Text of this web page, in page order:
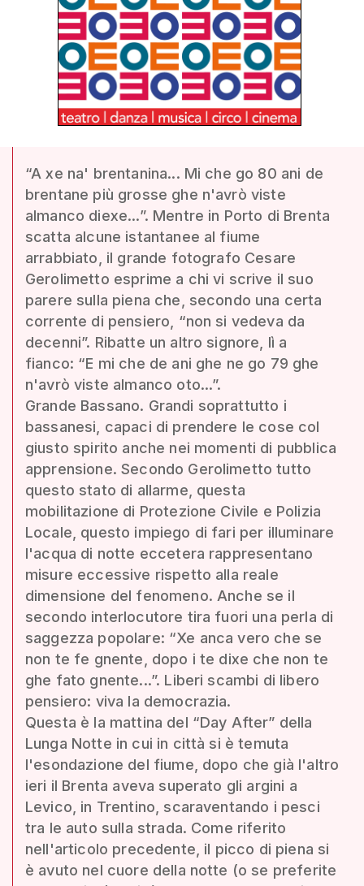
“A xe na' brentanina... Mi che go 80 ani de
brentane più grosse ghe n'avrò viste
almanco diexe...”. Mentre in Porto di Brenta
scatta alcune istantanee al fiume
arrabbiato, il grande fotografo Cesare
Gerolimetto esprime a chi vi scrive il suo
parere sulla piena che, secondo una certa
corrente di pensiero, “non si vedeva da
decenni”. Ribatte un altro signore, lì a
fianco: “E mi che de ani ghe ne go 79 ghe
n'avrò viste almanco oto...”.
Grande Bassano. Grandi soprattutto i
bassanesi, capaci di prendere le cose col
giusto spirito anche nei momenti di pubblica
apprensione. Secondo Gerolimetto tutto
questo stato di allarme, questa
mobilitazione di Protezione Civile e Polizia
Locale, questo impiego di fari per illuminare
l'acqua di notte eccetera rappresentano
misure eccessive rispetto alla reale
dimensione del fenomeno. Anche se il
secondo interlocutore tira fuori una perla di
saggezza popolare: “Xe anca vero che se
non te fe gnente, dopo i te dixe che non te
ghe fato gnente...”. Liberi scambi di libero
pensiero: viva la democrazia.
Questa è la mattina del “Day After” della
Lunga Notte in cui in città si è temuta
l'esondazione del fiume, dopo che già l'altro
ieri il Brenta aveva superato gli argini a
Levico, in Trentino, scaraventando i pesci
tra le auto sulla strada. Come riferito
nell'articolo precedente, il picco di piena si
è avuto nel cuore della notte (o se preferite